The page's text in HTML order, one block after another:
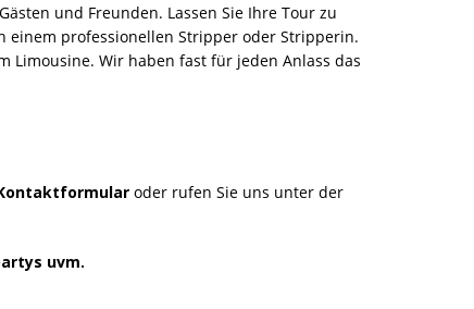
und Freunden. Lassen Sie Ihre Tour zu
einem professionellen Stripper oder Stripperin.
Limousine. Wir haben fast für jeden Anlass das
oder rufen Sie uns unter der
uvm.